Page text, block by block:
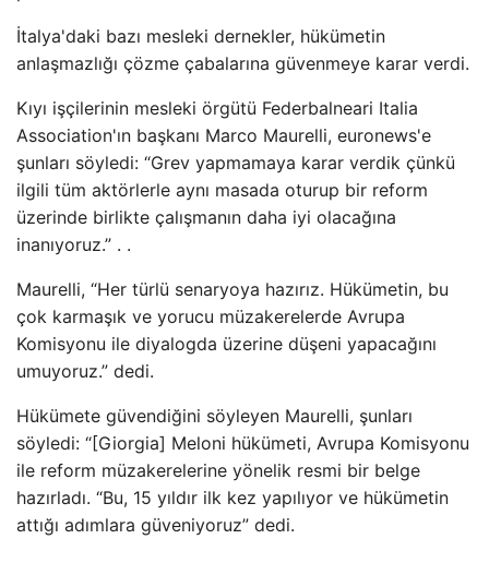
İtalya'daki bazı mesleki dernekler, hükümetin
anlaşmazlığı çözme çabalarına güvenmeye karar verdi.
Kıyı işçilerinin mesleki örgütü Federbalneari Italia
Association'ın başkanı Marco Maurelli, euronews'e
şunları söyledi: “Grev yapmamaya karar verdik çünkü
ilgili tüm aktörlerle aynı masada oturup bir reform
üzerinde birlikte çalışmanın daha iyi olacağına
inanıyoruz.” . .
Maurelli, “Her türlü senaryoya hazırız. Hükümetin, bu
çok karmaşık ve yorucu müzakerelerde Avrupa
Komisyonu ile diyalogda üzerine düşeni yapacağını
umuyoruz.” dedi.
Hükümete güvendiğini söyleyen Maurelli, şunları
söyledi: “[Giorgia] Meloni hükümeti, Avrupa Komisyonu
ile reform müzakerelerine yönelik resmi bir belge
hazırladı. “Bu, 15 yıldır ilk kez yapılıyor ve hükümetin
attığı adımlara güveniyoruz” dedi.